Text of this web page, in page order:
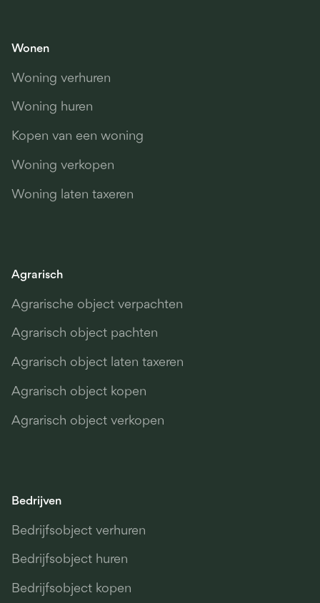
Wonen
Woning verhuren
Woning huren
Kopen van een woning
Woning verkopen
Woning laten taxeren
Agrarisch
Agrarische object verpachten
Agrarisch object pachten
Agrarisch object laten taxeren
Agrarisch object kopen
Agrarisch object verkopen
Bedrijven
Bedrijfsobject verhuren
Bedrijfsobject huren
Bedrijfsobject kopen